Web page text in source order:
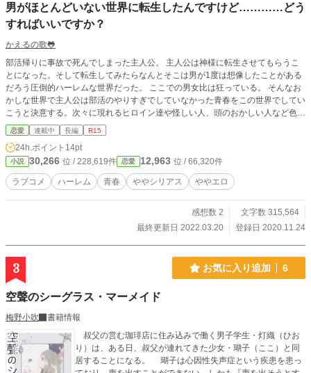
男がほとんどいない世界に転生したんですけど…………どう
すればいいですか？
かえるの歌🐸
部活帰りに事故で死んでしまった主人公。 主人公は神様に転生させてもらうこ
とになった。そして転生してみたらなんとそこは男が1度は想像したことがある
だろう圧倒的ハーレムな世界だった。 ここでの男女比は狂っている。 そんなお
かしな世界で主人公は部活のやりすぎでしていなかった青春をこの世界でしてい
こうと決意する。次々に現れるヒロイン達や怪しい人、頭のおかしい人など色ん
な人達に主人公は振り回させながらも純粋に恋を楽しんだり、学校生活を楽しん
でいく。 この話はその転生した世界で主人公がどう生きていくかのお話です。
━━━━━━━━━━━━━━━━━━━━ この作品はカクヨムや小説家にな
ろうで連載している物の改訂版です。 投稿は書き終わったらすぐに投稿するの
で不定期です。 必ず1週間に1回は投稿したいとは思ってはいます。 1話約3000
文字以上くらいで書いています。 誤字脱字や表現が子供っぽいことが多々ある
恋愛 連載中 長編 R15
24h.ポイント 14pt
小説 30,266 位 / 228,619件 恋愛 12,963 位 / 66,320件
ラブコメ ハーレム 青春 ややシリアス ややエロ
感想数 2
文字数 315,564
最終更新日 2022.03.20
登録日 2020.11.24
3 お気に入り追加 6
空聲のシーグラス・マーメイド
梅野小吹
書籍情報
叔父の営む珈琲店に住み込みで働く男子学生・灯織（ひお
り）は、ある日、叔父が連れてきた少女・瑚子（ここ）と同
居することになる。 瑚子は心因性失声症という疾患を患っ